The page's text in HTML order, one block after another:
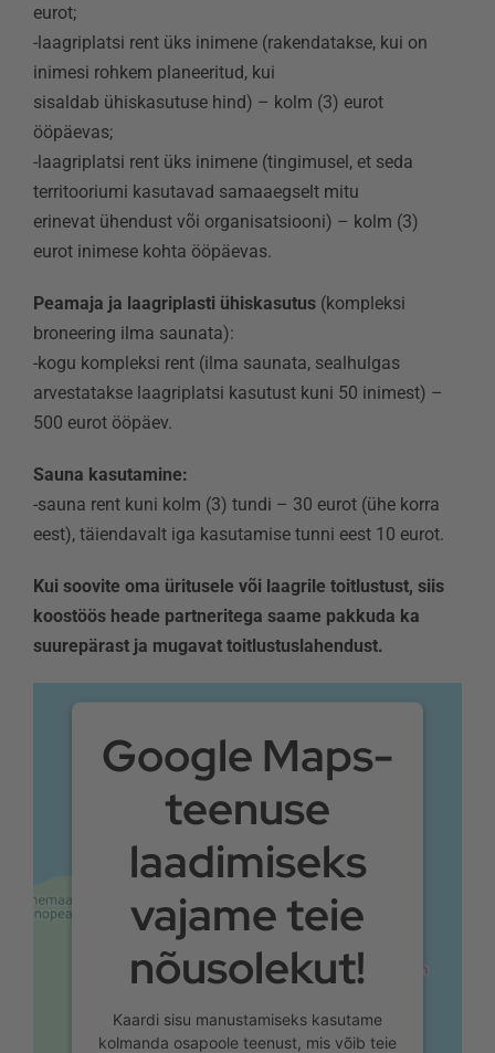
eurot;
-laagriplatsi rent üks inimene (rakendatakse, kui on
inimesi rohkem planeeritud, kui
sisaldab ühiskasutuse hind) – kolm (3) eurot
ööpäevas;
-laagriplatsi rent üks inimene (tingimusel, et seda
territooriumi kasutavad samaaegselt mitu
erinevat ühendust või organisatsiooni) – kolm (3)
eurot inimese kohta ööpäevas.
Peamaja ja laagriplasti ühiskasutus(kompleksi
broneering ilma saunata):
-kogu kompleksi rent (ilma saunata, sealhulgas
arvestatakse laagriplatsi kasutust kuni 50 inimest) –
500 eurot ööpäev.
Sauna kasutamine:
-sauna rent kuni kolm (3) tundi – 30 eurot (ühe korra
eest), täiendavalt iga kasutamise tunni eest 10 eurot.
Kui soovite oma üritusele või laagrile toitlustust, siis
koostöös heade partneritega saame pakkuda ka
suurepärast ja mugavat toitlustuslahendust.
Google Maps-
teenuse
laadimiseks
vajame teie
nõusolekut!
Kaardi sisu manustamiseks kasutame
kolmanda osapoole teenust, mis võib teie